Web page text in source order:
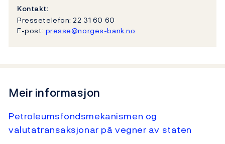
Kontakt:
Pressetelefon: 22 31 60 60
E-post: presse@norges-bank.no
Meir informasjon
Petroleumsfondsmekanismen og
valutatransaksjonar på vegner av staten